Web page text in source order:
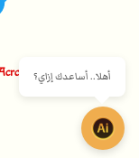
Borders
أهلا.. أساعدك إزاي؟